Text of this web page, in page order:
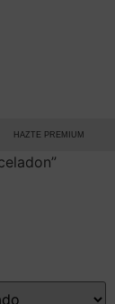
HAZTE PREMIUM